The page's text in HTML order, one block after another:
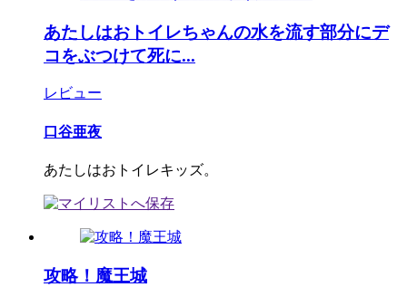
あたしはおトイレちゃんの水を流す部分にデ
コをぶつけて死に...
レビュー
口谷亜夜
あたしはおトイレキッズ。
攻略！魔王城